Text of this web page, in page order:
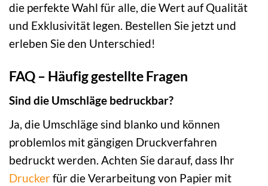
die perfekte Wahl für alle, die Wert auf Qualität
und Exklusivität legen. Bestellen Sie jetzt und
erleben Sie den Unterschied!
FAQ – Häufig gestellte Fragen
Sind die Umschläge bedruckbar?
Ja, die Umschläge sind blanko und können
problemlos mit gängigen Druckverfahren
bedruckt werden. Achten Sie darauf, dass Ihr
Druckerfür die Verarbeitung von Papier mit